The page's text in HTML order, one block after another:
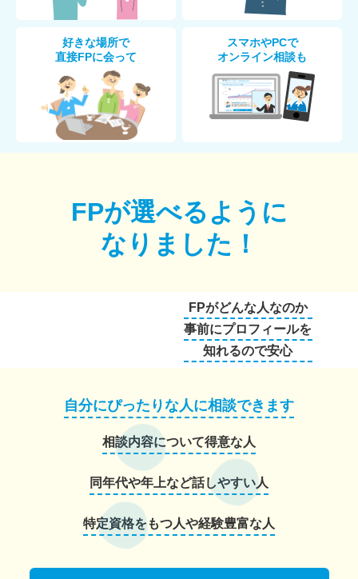
好きな場所で
直接FPに会って
スマホやPCで
オンライン相談も
FPが選べるように
なりました！
FPがどんな人なのか
事前にプロフィールを
知れるので安心
自分にぴったりな人に相談できます
相談内容について得意な人
同年代や年上など話しやすい人
特定資格をもつ人や経験豊富な人